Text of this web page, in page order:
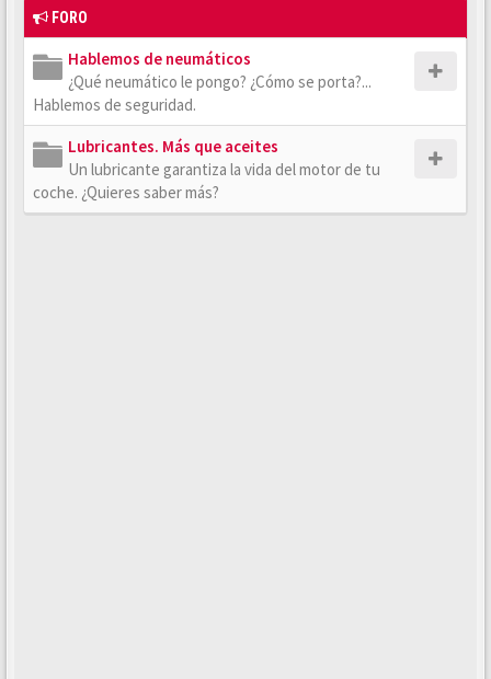
FORO
Hablemos de neumáticos
¿Qué neumático le pongo? ¿Cómo se porta?...
Hablemos de seguridad.
Lubricantes. Más que aceites
Un lubricante garantiza la vida del motor de tu
coche. ¿Quieres saber más?